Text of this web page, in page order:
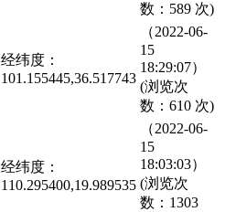
数：589 次)
经纬度：
101.155445,36.517743
（2022-06-
15
18:29:07）
(浏览次
数：610 次)
经纬度：
110.295400,19.989535
（2022-06-
15
18:03:03）
(浏览次
数：1303